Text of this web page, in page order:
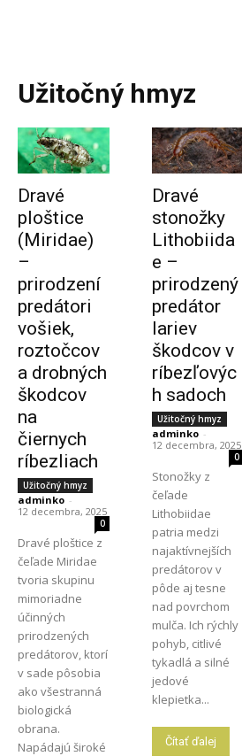
Užitočný hmyz
Dravé
ploštice
(Miridae)
–
prirodzení
predátori
vošiek,
roztočcov
a drobných
škodcov
na
čiernych
ríbezliach
Užitočný hmyz
adminko -
12 decembra, 2025
0
Dravé ploštice z
čeľade Miridae
tvoria skupinu
mimoriadne
účinných
prirodzených
predátorov, ktorí
v sade pôsobia
ako všestranná
biologická
obrana.
Napádajú široké
Dravé
stonožky
Lithobiida
e –
prirodzený
predátor
lariev
škodcov v
ríbezľovýc
h sadoch
Užitočný hmyz
adminko -
12 decembra, 2025
0
Stonožky z
čeľade
Lithobiidae
patria medzi
najaktívnejších
predátorov v
pôde aj tesne
nad povrchom
mulča. Ich rýchly
pohyb, citlivé
tykadlá a silné
jedové
klepietka...
Čítať ďalej